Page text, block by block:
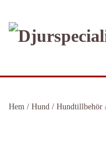
Skip to main content
Hem / Hund / Hundtillbehör